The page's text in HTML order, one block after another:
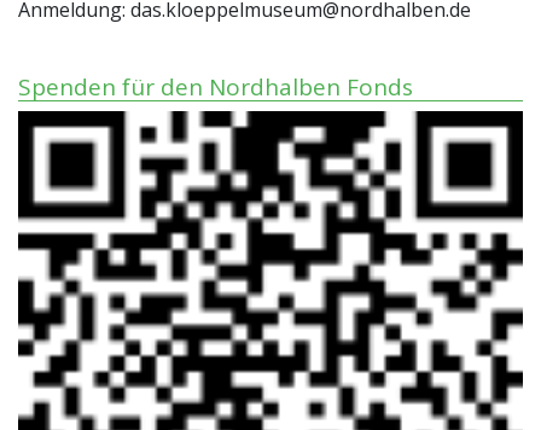
Anmeldung: das.kloeppelmuseum@nordhalben.de
Spenden für den Nordhalben Fonds